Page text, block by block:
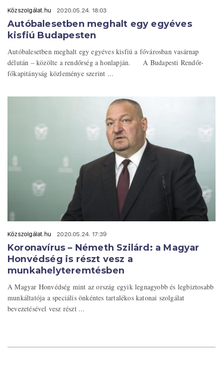
Közszolgálat.hu 2020.05.24. 18:03
Autóbalesetben meghalt egy egyéves
kisfiú Budapesten
Autóbalesetben meghalt egy egyéves kisfiú a fővárosban vasárnap
délután – közölte a rendőrség a honlapján. A Budapesti Rendőr-
főkapitányság közleménye szerint ...
Közszolgálat.hu 2020.05.24. 17:39
Koronavírus – Németh Szilárd: a Magyar
Honvédség is részt vesz a
munkahelyteremtésben
A Magyar Honvédség mint az ország egyik legnagyobb és legbiztosabb
munkáltatója a speciális önkéntes tartalékos katonai szolgálat
bevezetésével vesz részt ...